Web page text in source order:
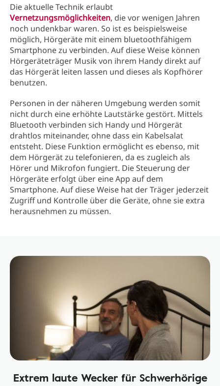
Die aktuelle Technik erlaubt
Vernetzungsmöglichkeiten, die vor wenigen Jahren
noch undenkbar waren. So ist es beispielsweise
möglich, Hörgeräte mit einem bluetoothfähigem
Smartphone zu verbinden. Auf diese Weise können
Hörgeräteträger Musik von ihrem Handy direkt auf
das Hörgerät leiten lassen und dieses als Kopfhörer
benutzen.
Personen in der näheren Umgebung werden somit
nicht durch eine erhöhte Lautstärke gestört. Mittels
Bluetooth verbinden sich Handy und Hörgerät
drahtlos miteinander, ohne dass ein Kabelsalat
entsteht. Diese Funktion ermöglicht es ebenso, mit
dem Hörgerät zu telefonieren, da es zugleich als
Hörer und Mikrofon fungiert. Die Steuerung der
Hörgeräte erfolgt über eine App auf dem
Smartphone. Auf diese Weise hat der Träger jederzeit
Zugriff und Kontrolle über die Geräte, ohne sie extra
herausnehmen zu müssen.
Extrem laute Wecker für Schwerhörige